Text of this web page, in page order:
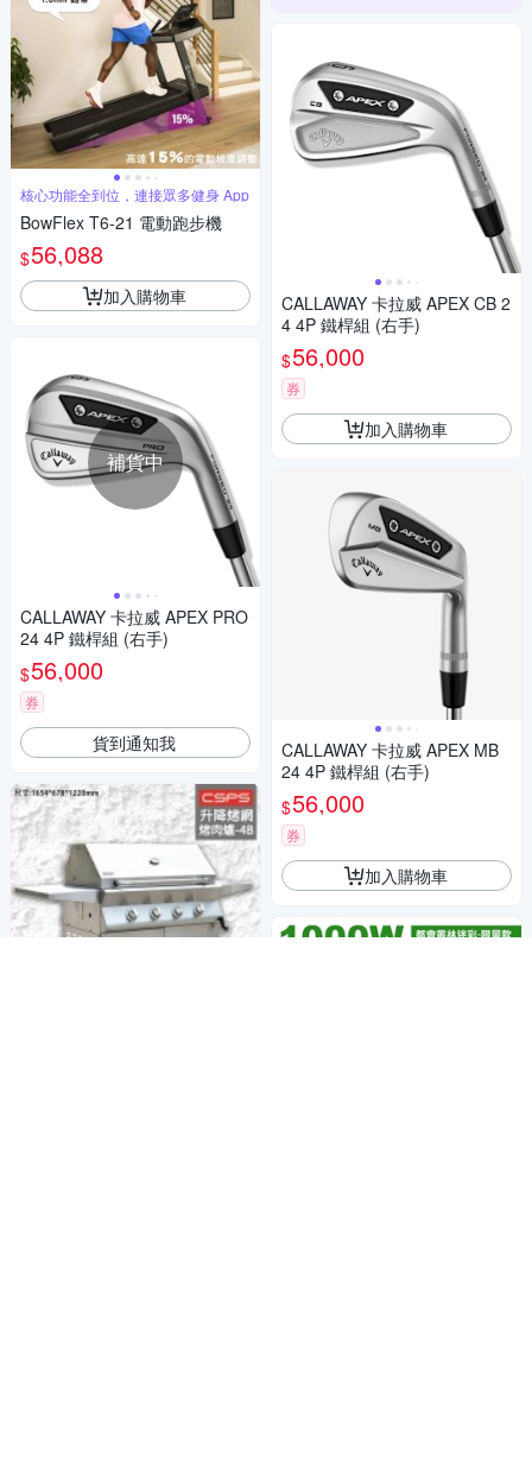
核心功能全到位，連接眾多健身 App
BowFlex T6-21 電動跑步機
$56,088
加入購物車
補貨中
CALLAWAY 卡拉威 APEX PRO
24 4P 鐵桿組 (右手)
$56,000
券
貨到通知我
CALLAWAY 卡拉威 APEX CB 2
4 4P 鐵桿組 (右手)
$56,000
券
加入購物車
CALLAWAY 卡拉威 APEX MB
24 4P 鐵桿組 (右手)
$56,000
券
加入購物車